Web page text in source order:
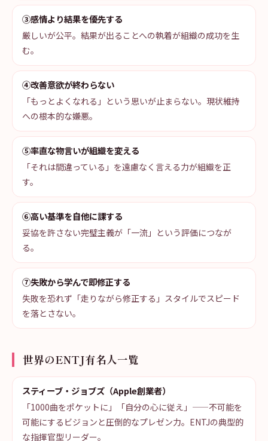
③感情より結果を優先する
厳しいが公平。結果が出ることへの執着が組織の成功を生
む。
④改善意欲が終わらない
「もっとよくなれる」という思いが止まらない。現状維持
への根本的な嫌悪。
⑤率直な物言いが組織を変える
「それは間違っている」を遠慮なく言える力が組織を正
す。
⑥高い基準を自他に課する
妥協を許さない完璧主義が「一流」という評価につなが
る。
⑦失敗から学んで即修正する
失敗を恐れず「走りながら修正する」スタイルでスピード
を落とさない。
世界のENTJ有名人一覧
スティーブ・ジョブズ（Apple創業者）
「1000曲をポケットに」「自分の心に従え」——不可能を
可能にするビジョンと圧倒的なプレゼン力。ENTJの典型的
な指揮官型リーダー。